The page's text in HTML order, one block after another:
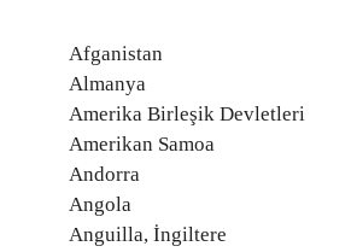
Afganistan
Almanya
Amerika Birleşik Devletleri
Amerikan Samoa
Andorra
Angola
Anguilla, İngiltere